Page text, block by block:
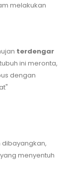
melakukan
terdengar
ini meronta,
dengan
menyentuh